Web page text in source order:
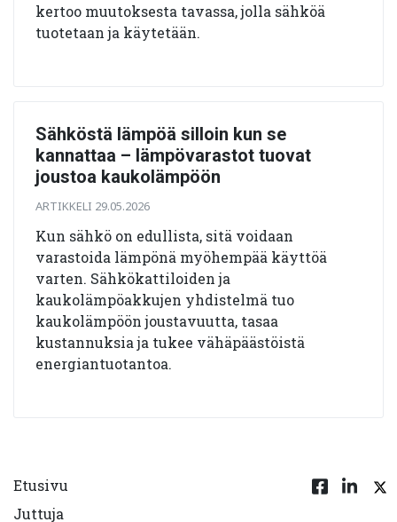
kertoo muutoksesta tavassa, jolla sähköä
tuotetaan ja käytetään.
Sähköstä lämpöä silloin kun se
kannattaa – lämpövarastot tuovat
joustoa kaukolämpöön
ARTIKKELI 29.05.2026
Kun sähkö on edullista, sitä voidaan
varastoida lämpönä myöhempää käyttöä
varten. Sähkökattiloiden ja
kaukolämpöakkujen yhdistelmä tuo
kaukolämpöön joustavuutta, tasaa
kustannuksia ja tukee vähäpäästöistä
energiantuotantoa.
Etusivu
Juttuja